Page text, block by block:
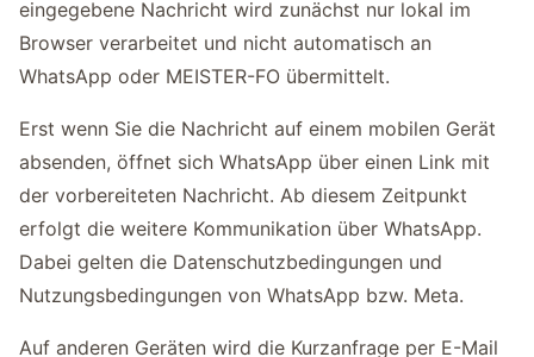
eingegebene Nachricht wird zunächst nur lokal im
Browser verarbeitet und nicht automatisch an
WhatsApp oder MEISTER-FO übermittelt.
Erst wenn Sie die Nachricht auf einem mobilen Gerät
absenden, öffnet sich WhatsApp über einen Link mit
der vorbereiteten Nachricht. Ab diesem Zeitpunkt
erfolgt die weitere Kommunikation über WhatsApp.
Dabei gelten die Datenschutzbedingungen und
Nutzungsbedingungen von WhatsApp bzw. Meta.
Auf anderen Geräten wird die Kurzanfrage per E-Mail